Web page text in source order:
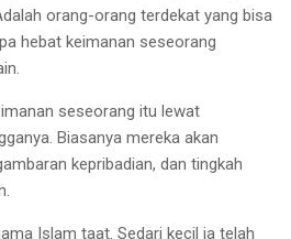
orang-orang terdekat yang bisa
hebat keimanan seseorang
seseorang itu lewat
Biasanya mereka akan
kepribadian, dan tingkah
Islam taat. Sedari kecil ia telah